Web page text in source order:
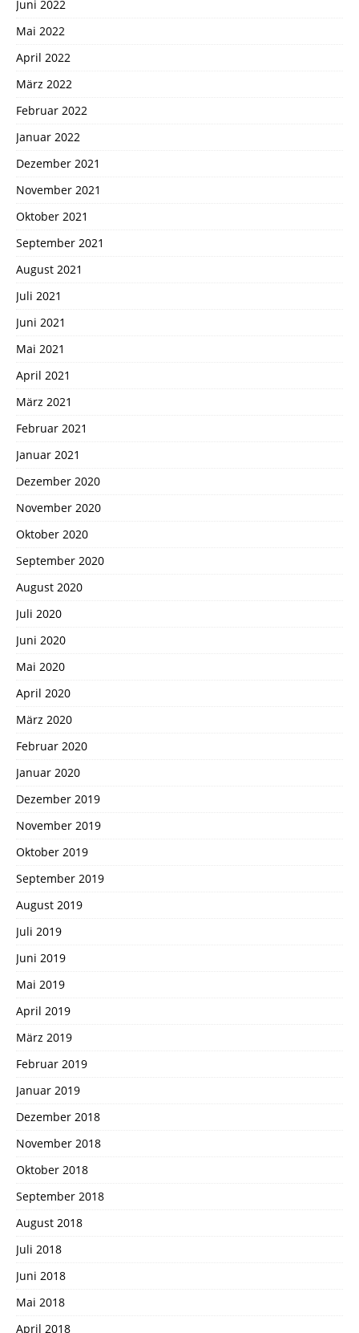
Juni 2022
Mai 2022
April 2022
März 2022
Februar 2022
Januar 2022
Dezember 2021
November 2021
Oktober 2021
September 2021
August 2021
Juli 2021
Juni 2021
Mai 2021
April 2021
März 2021
Februar 2021
Januar 2021
Dezember 2020
November 2020
Oktober 2020
September 2020
August 2020
Juli 2020
Juni 2020
Mai 2020
April 2020
März 2020
Februar 2020
Januar 2020
Dezember 2019
November 2019
Oktober 2019
September 2019
August 2019
Juli 2019
Juni 2019
Mai 2019
April 2019
März 2019
Februar 2019
Januar 2019
Dezember 2018
November 2018
Oktober 2018
September 2018
August 2018
Juli 2018
Juni 2018
Mai 2018
April 2018